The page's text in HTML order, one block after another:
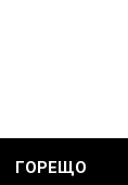
ГОРЕЩО